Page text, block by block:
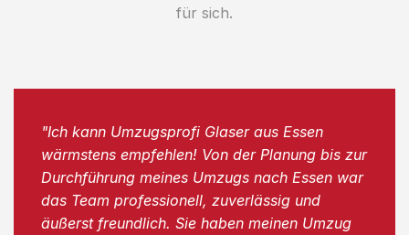
für sich.
"Ich kann Umzugsprofi Glaser aus Essen
wärmstens empfehlen! Von der Planung bis zur
Durchführung meines Umzugs nach Essen war
das Team professionell, zuverlässig und
äußerst freundlich. Sie haben meinen Umzug